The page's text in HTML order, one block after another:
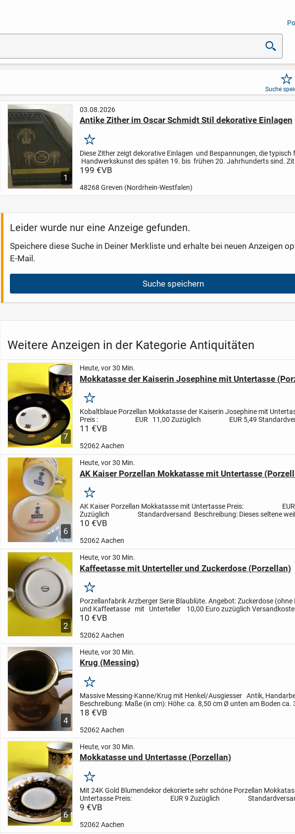
Suche
1
03.08.2026
Antike Zither im Oscar Schmidt Stil dekorative Einlagen
Merken
Diese Zither zeigt dekorative Einlagen und Bespannungen, die typisch
Handwerkskunst des späten 19. bis frühen 20. Jahrhunderts sind.
wie diese waren in heimischen Musiksettings...
199 €VB
48268 Greven (Nordrhein-Westfalen)
Leider wurde nur eine Anzeige gefunden.
Speichere diese Suche in Deiner Merkliste und erhalte bei neuen Anzeigen
E-Mail.
Suche speichern
Weitere Anzeigen in der Kategorie Antiquitäten
7
Heute, vor 30 Min.
Mokkatasse der Kaiserin Josephine mit Untertasse
Merken
Kobaltblaue Porzellan Mokkatasse der Kaiserin Josephine mit
Preis : EUR 11,00 Zuzüglich EUR 5,49
Beschreibung:
11 €VB
52062 Aachen
6
Heute, vor 30 Min.
AK Kaiser Porzellan Mokkatasse mit Untertasse
Merken
AK Kaiser Porzellan Mokkatasse mit Untertasse Preis: EUR
Zuzüglich Standardversand Beschreibung: Dieses seltene
Porzellan ist reich dekoriert...
10 €VB
52062 Aachen
2
Heute, vor 30 Min.
Kaffeetasse mit Unterteller und Zuckerdose (Porzellan)
Merken
Porzellanfabrik Arzberger Serie Blaublüte. Angebot: Zuckerdose (ohne
und Kaffeetasse mit Unterteller 10,00 Euro zuzüglich
10 €VB
52062 Aachen
4
Heute, vor 30 Min.
Krug (Messing)
Merken
Massive Messing-Kanne/Krug mit Henkel/Ausgiesser Antik,
Beschreibung:Maße (in cm):Höhe: ca. 8,50 cmØ unten am Boden ca.
In der Mitte ca. 6,5 cm
18 €VB
52062 Aachen
6
Heute, vor 30 Min.
Mokkatasse und Untertasse (Porzellan)
Merken
Mit 24K Gold Blumendekor dekorierte sehr schöne Porzellan
Untertasse Preis: EUR 9 Zuzüglich
Beschreibung:
9 €VB
52062 Aachen